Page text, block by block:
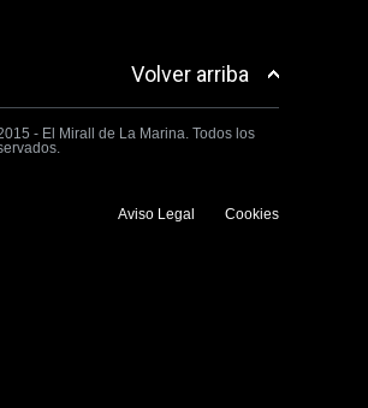
Volver arriba
- El Mirall de La Marina. Todos los
Aviso Legal Cookies